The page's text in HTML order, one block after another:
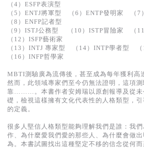
（4）ESFP表演型
（5）ENTJ將軍型 （6）ENTP發明家 （7
（8）ENFP記者型
（9）ISTJ公務型 （10）ISTP冒險家 （
（12）ISFP藝術家
（13）INTJ 專家型 （14）INTP學者型
（16）INFP哲學家
MBTI測驗廣為流傳後，甚至成為每年獲利高
然而，此領域專家們至今仍無法證明，這項
靠………。本書作者安姆瑞以原創報導及從未
礎，檢視這樣擁有文化代表性的人格類型，引
的定義。
很多人堅信人格類型能夠理解我們是誰：我
作、為什麼愛我們愛的那些人、為什麼會做
為。本書試圖找出這種堅定不移的信念從何